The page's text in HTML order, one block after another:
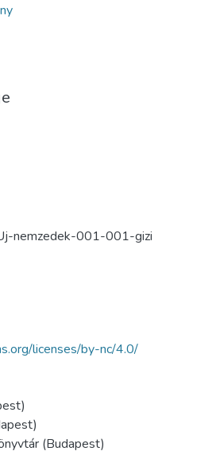
nemzedek-001-001-gizi
licenses/by-nc/4.0/
(Budapest)